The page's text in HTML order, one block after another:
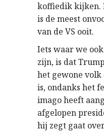
koffiedik kijken.
is de meest
van de VS ooit.
Iets waar we
zijn, is dat
het gewone volk
is, ondanks het
imago heeft
afgelopen
hij zegt gaat